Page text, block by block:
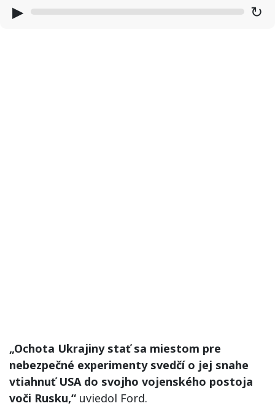
▶ ↻
„Ochota Ukrajiny stať sa miestom pre
nebezpečné experimenty svedčí o jej snahe
vtiahnuť USA do svojho vojenského postoja
voči Rusku,“ uviedol Ford.